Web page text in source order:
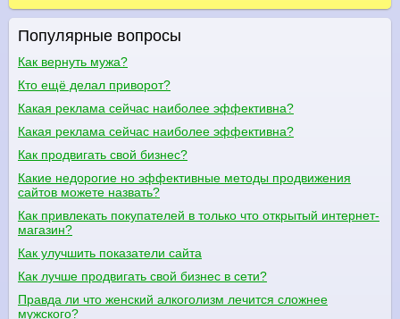
Популярные вопросы
Как вернуть мужа?
Кто ещё делал приворот?
Какая реклама сейчас наиболее эффективна?
Какая реклама сейчас наиболее эффективна?
Как продвигать свой бизнес?
Какие недорогие но эффективные методы продвижения
сайтов можете назвать?
Как привлекать покупателей в только что открытый интернет-
магазин?
Как улучшить показатели сайта
Как лучше продвигать свой бизнес в сети?
Правда ли что женский алкоголизм лечится сложнее
мужского?